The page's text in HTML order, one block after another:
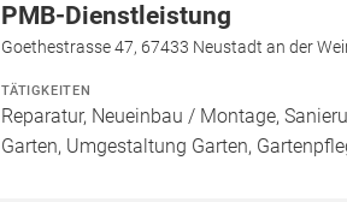
PMB-Dienstleistung
Goethestrasse 47, 67433 Neustadt an der
TÄTIGKEITEN
Reparatur, Neueinbau / Montage,
Garten, Umgestaltung Garten,